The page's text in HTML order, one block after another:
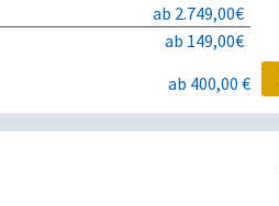
ab 2.749,00€
ab 149,00€
ab 400,00 €